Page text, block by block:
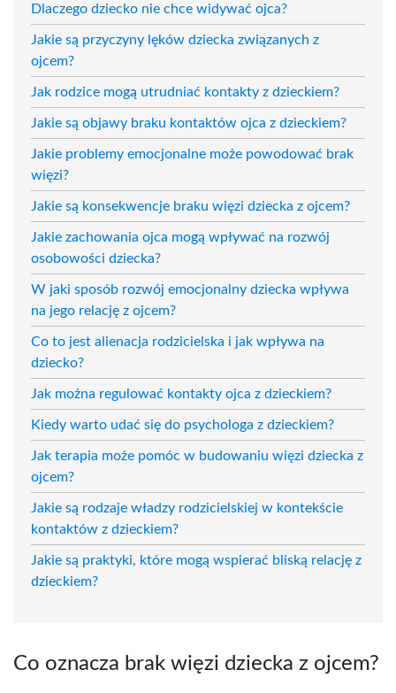
Dlaczego dziecko nie chce widywać ojca?
Jakie są przyczyny lęków dziecka związanych z
ojcem?
Jak rodzice mogą utrudniać kontakty z dzieckiem?
Jakie są objawy braku kontaktów ojca z dzieckiem?
Jakie problemy emocjonalne może powodować brak
więzi?
Jakie są konsekwencje braku więzi dziecka z ojcem?
Jakie zachowania ojca mogą wpływać na rozwój
osobowości dziecka?
W jaki sposób rozwój emocjonalny dziecka wpływa
na jego relację z ojcem?
Co to jest alienacja rodzicielska i jak wpływa na
dziecko?
Jak można regulować kontakty ojca z dzieckiem?
Kiedy warto udać się do psychologa z dzieckiem?
Jak terapia może pomóc w budowaniu więzi dziecka z
ojcem?
Jakie są rodzaje władzy rodzicielskiej w kontekście
kontaktów z dzieckiem?
Jakie są praktyki, które mogą wspierać bliską relację z
dzieckiem?
Co oznacza brak więzi dziecka z ojcem?